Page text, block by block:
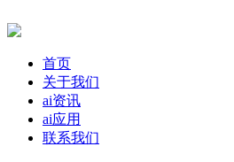
首页
关于我们
ai资讯
ai应用
联系我们